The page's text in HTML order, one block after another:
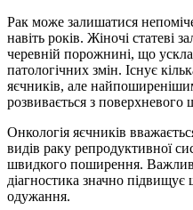
Рак може залишатися
навіть років. Жіночі статеві
черевній порожнині, що
патологічних змін. Існує
яєчників, але
розвивається з поверхневого
Онкологія яєчників
видів раку репродуктивної
швидкого поширення.
діагностика значно
одужання.